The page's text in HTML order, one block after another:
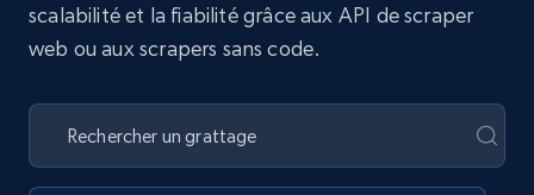
scalabilité et la fiabilité grâce aux API de scraper
web ou aux scrapers sans code.